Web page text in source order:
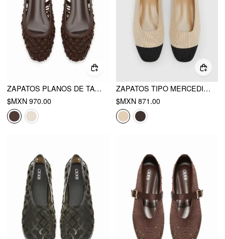
ZAPATOS PLANOS DE TACÓN CON TIRA TRASERA
$MXN 970.00
ZAPATOS TIPO MERCEDITAS PLANOS DE TELA BICOLOR
$MXN 871.00